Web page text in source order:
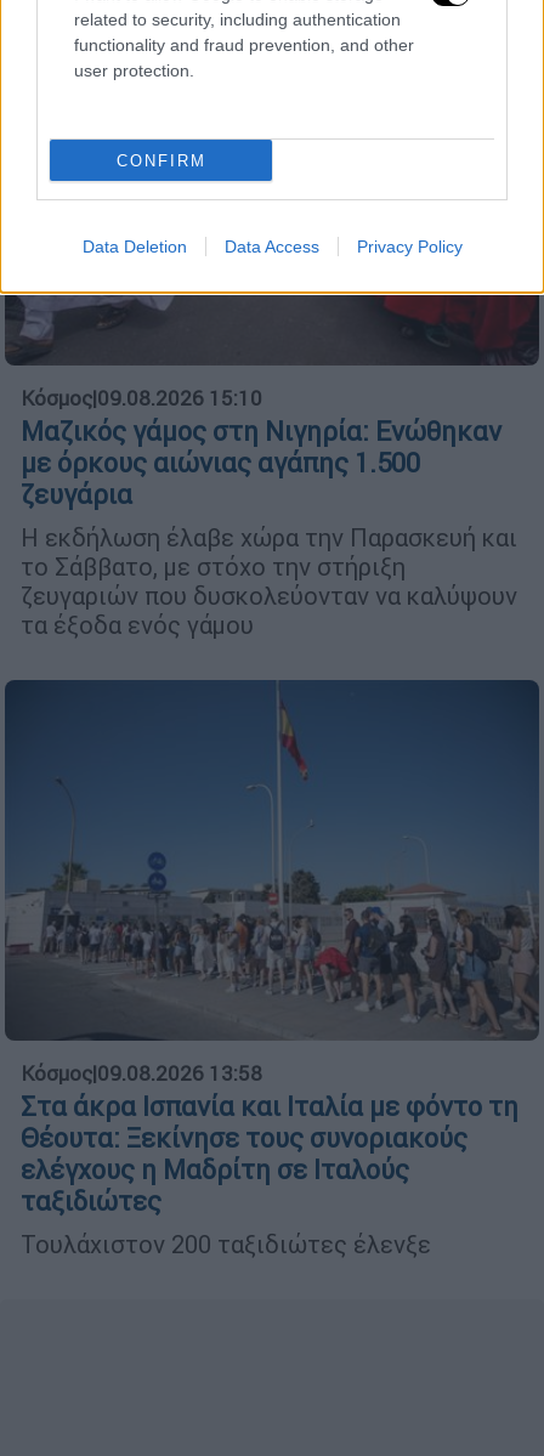
related to security, including authentication
functionality and fraud prevention, and other
user protection.
CONFIRM
Data Deletion Data Access Privacy Policy
Κόσμος|09.08.2026 15:10
Μαζικός γάμος στη Νιγηρία: Ενώθηκαν
με όρκους αιώνιας αγάπης 1.500
ζευγάρια
Η εκδήλωση έλαβε χώρα την Παρασκευή και
το Σάββατο, με στόχο την στήριξη
ζευγαριών που δυσκολεύονταν να καλύψουν
τα έξοδα ενός γάμου
Κόσμος|09.08.2026 13:58
Στα άκρα Ισπανία και Ιταλία με φόντο τη
Θέουτα: Ξεκίνησε τους συνοριακούς
ελέγχους η Μαδρίτη σε Ιταλούς
ταξιδιώτες
Τουλάχιστον 200 ταξιδιώτες έλενξε